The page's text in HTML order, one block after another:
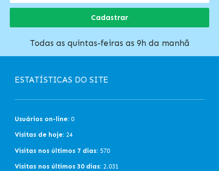
Cadastrar
Todas as quintas-feiras as 9h da manhã
ESTATÍSTICAS DO SITE
Usuários on-line: 0
Visitas de hoje: 24
Visitas nos últimos 7 dias: 570
Visitas nos últimos 30 dias: 2.031